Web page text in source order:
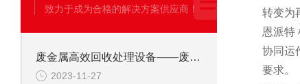
致力于成为合格的解决方案供应商！
废金属高效回收处理设备——废钢边角料锤式撕碎机
2023-11-27
转变为
恩派特
协同运
要求。